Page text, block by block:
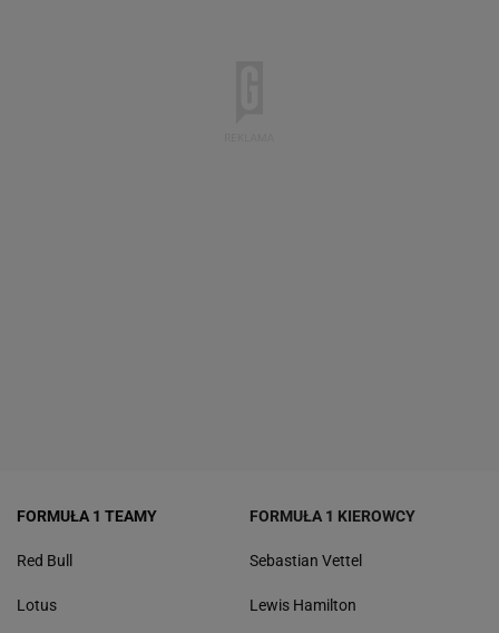
FORMUŁA 1 TEAMY
Red Bull
Lotus
FORMUŁA 1 KIEROWCY
Sebastian Vettel
Lewis Hamilton